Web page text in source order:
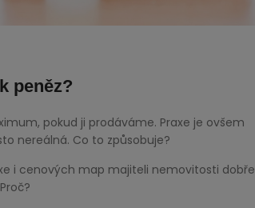
peněz?
pokud ji prodáváme. Praxe je ovšem
nereálná. Co to způsobuje?
i cenových map majiteli nemovitosti dobře